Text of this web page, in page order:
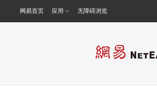
网易首页 应用 无障碍浏览